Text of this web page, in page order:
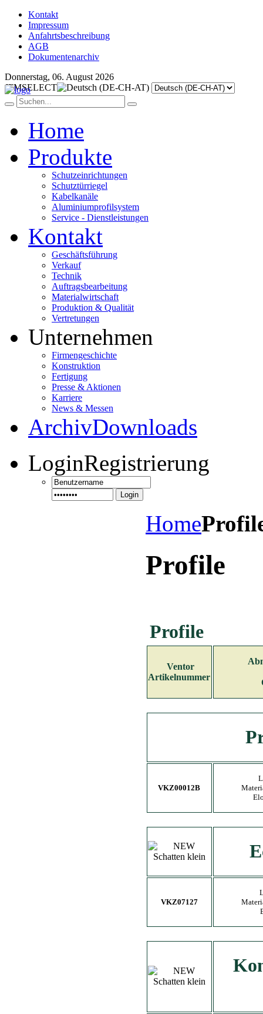
Kontakt
Impressum
Anfahrtsbeschreibung
AGB
Dokumentenarchiv
Donnerstag, 06. August 2026
JFMSELECT
Home
Produkte
Schutzeinrichtungen
Schutztürriegel
Kabelkanäle
Aluminiumprofilsystem
Service - Dienstleistungen
Kontakt
Geschäftsführung
Verkauf
Technik
Auftragsbearbeitung
Materialwirtschaft
Produktion & Qualität
Vertretungen
Unternehmen
Firmengeschichte
Konstruktion
Fertigung
Presse & Aktionen
Karriere
News & Messen
ArchivDownloads
LoginRegistrierung
Login
Home
Profile
Profile
Ventor
Artikelnummer
VKZ00012B
VKZ07127